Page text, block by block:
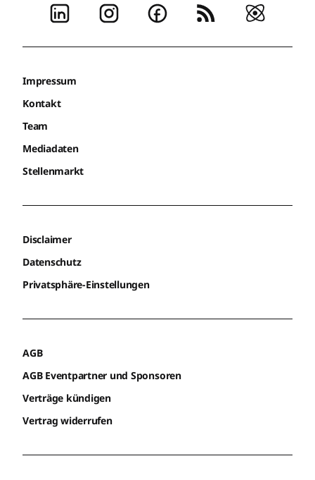
Impressum
Kontakt
Team
Mediadaten
Stellenmarkt
Disclaimer
Datenschutz
Privatsphäre-Einstellungen
AGB
AGB Eventpartner und Sponsoren
Verträge kündigen
Vertrag widerrufen